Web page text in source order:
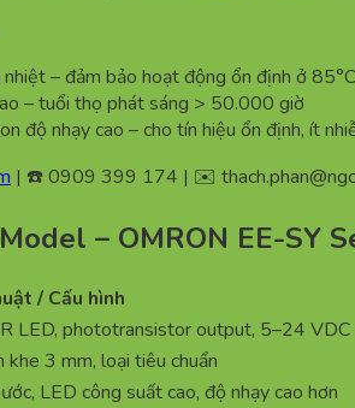
– đảm bảo hoạt động ổn định ở 85°C
– tuổi thọ phát sáng > 50.000 giờ
độ nhạy cao – cho tín hiệu ổn định, ít
| ☎️ 0909 399 174 | ✉️
– OMRON EE-SY
/ Cấu hình
LED, phototransistor output, 5–24 VDC
khe 3 mm, loại tiêu chuẩn
LED công suất cao, độ nhạy cao hơn